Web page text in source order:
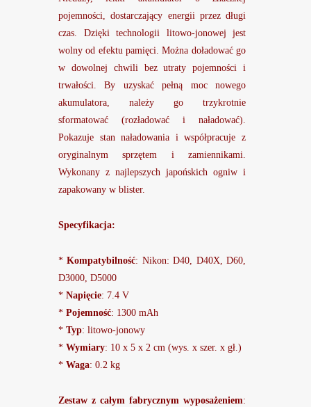
pojemności, dostarczający energii przez długi
czas. Dzięki technologii litowo-jonowej jest
wolny od efektu pamięci. Można doładować go
w dowolnej chwili bez utraty pojemności i
trwałości. By uzyskać pełną moc nowego
akumulatora, należy go trzykrotnie
sformatować (rozładować i naładować).
Pokazuje stan naładowania i współpracuje z
oryginalnym sprzętem i zamiennikami.
Wykonany z najlepszych japońskich ogniw i
zapakowany w blister.
Specyfikacja:
*Kompatybilność: Nikon: D40, D40X, D60,
D3000, D5000
* Napięcie: 7.4 V
* Pojemność: 1300 mAh
* Typ: litowo-jonowy
* Wymiary: 10 x 5 x 2 cm (wys. x szer. x gł.)
* Waga: 0.2 kg
Zestaw z całym fabrycznym wyposażeniem: